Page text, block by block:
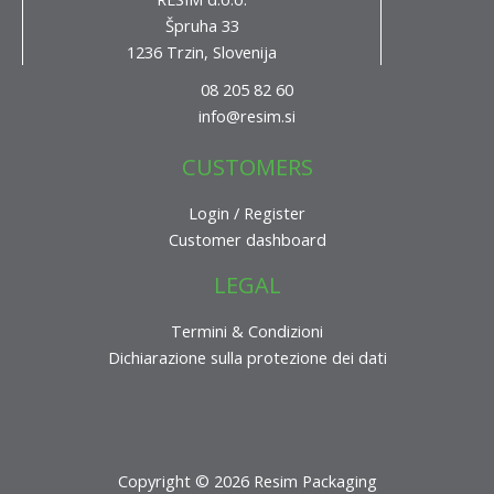
Špruha 33
1236 Trzin, Slovenija
08 205 82 60
info@resim.si
CUSTOMERS
Login / Register
Customer dashboard
LEGAL
Termini & Condizioni
Dichiarazione sulla protezione dei dati
Copyright © 2026 Resim Packaging